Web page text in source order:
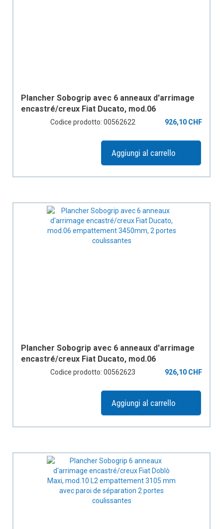
Plancher Sobogrip avec 6 anneaux d'arrimage
encastré/creux Fiat Ducato, mod.06
empattement 3450mm, 1 porte coulissante
Codice prodotto: 00562622 926,10 CHF
Aggiungi al carrello
Plancher Sobogrip avec 6 anneaux d'arrimage
encastré/creux Fiat Ducato, mod.06
empattement 3450mm, 2 portes coulissantes
Codice prodotto: 00562623 926,10 CHF
Aggiungi al carrello